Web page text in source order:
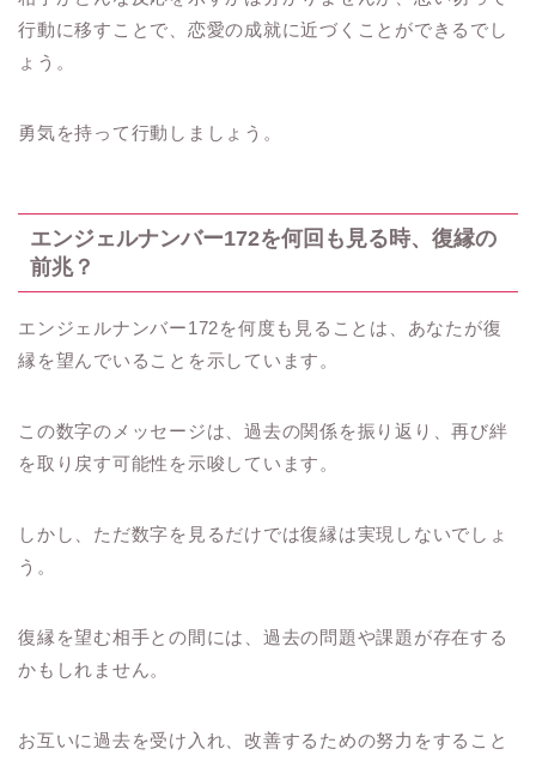
行動に移すことで、恋愛の成就に近づくことができるでし
ょう。
勇気を持って行動しましょう。
エンジェルナンバー172を何回も見る時、復縁の
前兆？
エンジェルナンバー172を何度も見ることは、あなたが復
縁を望んでいることを示しています。
この数字のメッセージは、過去の関係を振り返り、再び絆
を取り戻す可能性を示唆しています。
しかし、ただ数字を見るだけでは復縁は実現しないでしょ
う。
復縁を望む相手との間には、過去の問題や課題が存在する
かもしれません。
お互いに過去を受け入れ、改善するための努力をすること